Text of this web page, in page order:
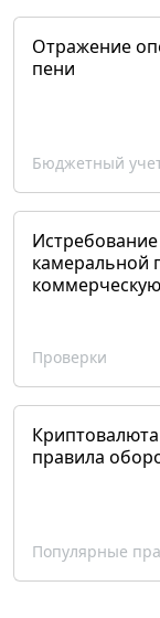
Отражение
пени
Бюджетный
камеральной
Проверки
правила
Популярные